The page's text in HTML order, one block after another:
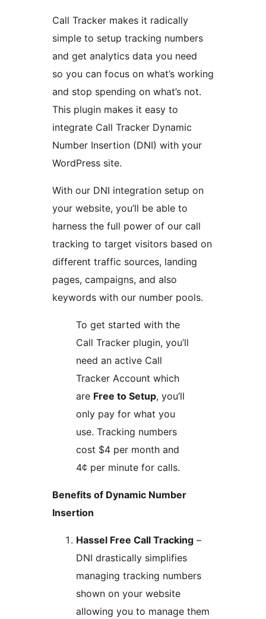
Call Tracker makes it radically
simple to setup tracking numbers
and get analytics data you need
so you can focus on what’s working
and stop spending on what’s not.
This plugin makes it easy to
integrate Call Tracker Dynamic
Number Insertion (DNI) with your
WordPress site.
With our DNI integration setup on
your website, you’ll be able to
harness the full power of our call
tracking to target visitors based on
different traffic sources, landing
pages, campaigns, and also
keywords with our number pools.
To get started with the
Call Tracker plugin, you’ll
need an active Call
Tracker Account which
are Free to Setup, you’ll
only pay for what you
use. Tracking numbers
cost $4 per month and
4¢ per minute for calls.
Benefits of Dynamic Number
Insertion
Hassel Free Call Tracking –
DNI drastically simplifies
managing tracking numbers
shown on your website
allowing you to manage them